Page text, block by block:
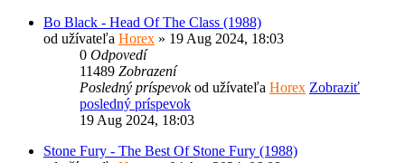
Bo Black - Head Of The Class (1988)
od užívateľa Horex » 19 Aug 2024, 18:03
0 Odpovedí
11489 Zobrazení
Posledný príspevokod užívateľa Horex Zobraziť
posledný príspevok
19 Aug 2024, 18:03
Stone Fury - The Best Of Stone Fury (1988)